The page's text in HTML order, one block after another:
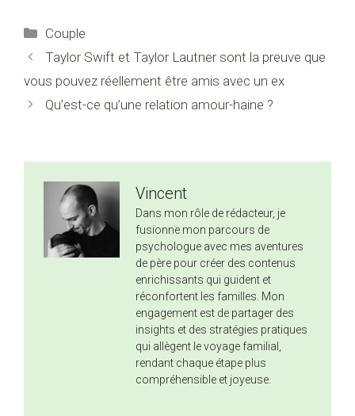
Catégories
Couple
Taylor Swift et Taylor Lautner sont la preuve que
vous pouvez réellement être amis avec un ex
Qu’est-ce qu’une relation amour-haine ?
Vincent
Dans mon rôle de rédacteur, je
fusionne mon parcours de
psychologue avec mes aventures
de père pour créer des contenus
enrichissants qui guident et
réconfortent les familles. Mon
engagement est de partager des
insights et des stratégies pratiques
qui allègent le voyage familial,
rendant chaque étape plus
compréhensible et joyeuse.